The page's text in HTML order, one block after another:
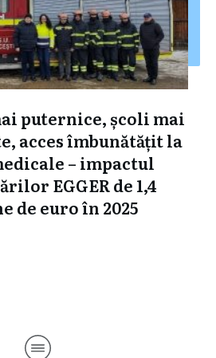
puternice, școli mai
acces îmbunătățit la
– impactul
EGGER de 1,4
de euro în 2025